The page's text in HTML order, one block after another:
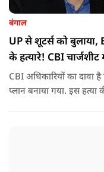
बंगाल
UP से शूटर्स को बुलाया,
के हत्यारे! CBI
CBI अधिकारियों का दावा
प्लान बनाया गया. इस